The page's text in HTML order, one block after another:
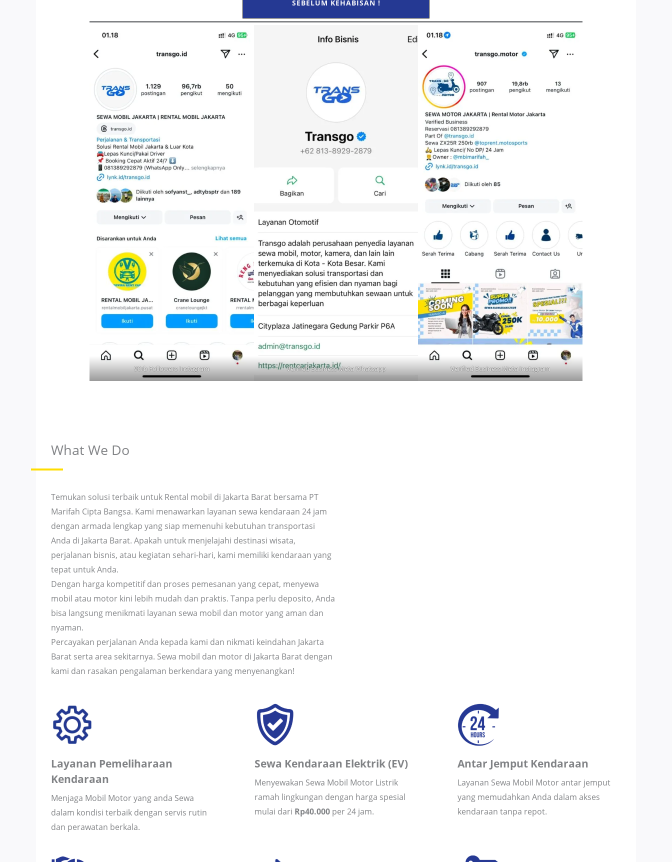
SEBELUM KEHABISAN !
90rb Followers Instagram Verified Business Meta Whatsapp Verified Business Meta Instagram
What We Do
Temukan solusi terbaik untuk Rental mobil di Jakarta Barat bersama PT
Marifah Cipta Bangsa. Kami menawarkan layanan sewa kendaraan 24 jam
dengan armada lengkap yang siap memenuhi kebutuhan transportasi
Anda di Jakarta Barat. Apakah untuk menjelajahi destinasi wisata,
perjalanan bisnis, atau kegiatan sehari-hari, kami memiliki kendaraan yang
tepat untuk Anda.
Dengan harga kompetitif dan proses pemesanan yang cepat, menyewa
mobil atau motor kini lebih mudah dan praktis. Tanpa perlu deposito, Anda
bisa langsung menikmati layanan sewa mobil dan motor yang aman dan
nyaman.
Percayakan perjalanan Anda kepada kami dan nikmati keindahan Jakarta
Barat serta area sekitarnya. Sewa mobil dan motor di Jakarta Barat dengan
kami dan rasakan pengalaman berkendara yang menyenangkan!
Layanan Pemeliharaan
Kendaraan
Menjaga Mobil Motor yang anda Sewa
dalam kondisi terbaik dengan servis rutin
dan perawatan berkala.
Sewa Kendaraan Elektrik (EV)
Menyewakan Sewa Mobil Motor Listrik
ramah lingkungan dengan harga spesial
mulai dari Rp40.000per 24 jam.
Antar Jemput Kendaraan
Layanan Sewa Mobil Motor antar jemput
yang memudahkan Anda dalam akses
kendaraan tanpa repot.